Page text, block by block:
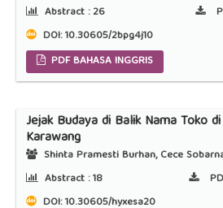
Abstract :26
DOI:10.30605/2bpg4j10
PDF BAHASA INGGRIS
Jejak Budaya di Balik Nama Toko
Karawang
Shinta Pramesti Burhan, Cece
Abstract :18
DOI:10.30605/hyxesa20